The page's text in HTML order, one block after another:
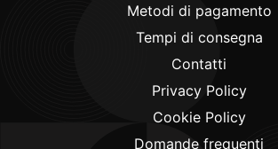
Metodi di pagamento
Tempi di consegna
Contatti
Privacy Policy
Cookie Policy
Domande frequenti